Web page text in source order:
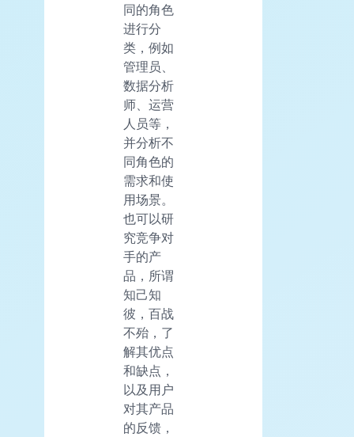
同的角色
进行分
类，例如
管理员、
数据分析
师、运营
人员等，
并分析不
同角色的
需求和使
用场景。
也可以研
究竞争对
手的产
品，所谓
知己知
彼，百战
不殆，了
解其优点
和缺点，
以及用户
对其产品
的反馈，